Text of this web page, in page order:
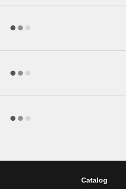
Catalog